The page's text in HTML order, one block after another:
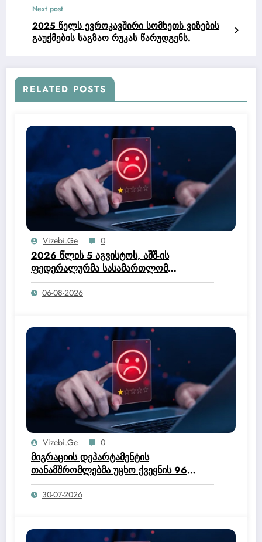
Next post
2025 წელს ევროკავშირი სომხეთს ვიზების
გაუქმების საგზაო რუკას წარუდგენს.
RELATED POSTS
Vizebi.ge 0
2026 წლის 5 აგვისტოს, აშშ-ის
ფედერალურმა სასამართლომ
ოფიციალურად მისცა ტრამპის
ადმინისტრაციას უფლებამოსილება,
06-08-2026
Vizebi.ge 0
მიგრაციის დეპარტამენტის
თანამშრომლებმა უცხო ქვეყნის 96
მოქალაქე საქართველოდან გააძევეს –
შსს30-07-2026